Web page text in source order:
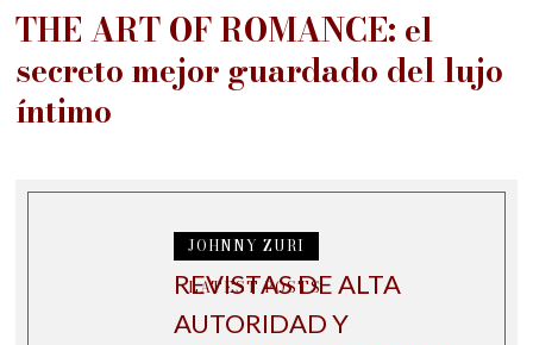
THE ART OF ROMANCE: el
secreto mejor guardado del lujo
íntimo
JOHNNY ZURI
LATEST POSTS
REVISTAS DE ALTA
AUTORIDAD Y